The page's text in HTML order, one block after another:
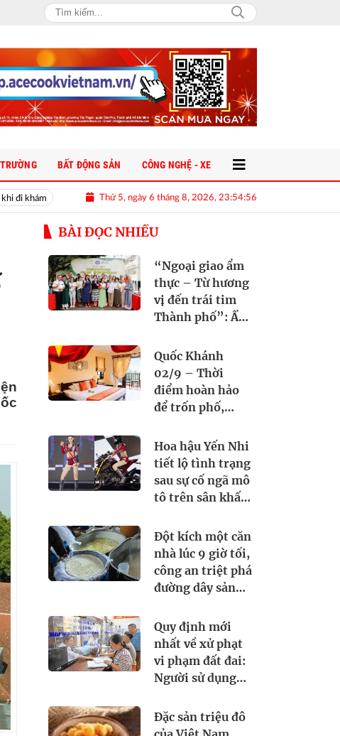
3 chính sách cốt lõi thay đổi cách chúng ta sở hữu nhà ở
Thứ 5, ngày 6 tháng 8, 2026, 23:54:58
BẤT ĐỘNG SẢN CÔNG NGHỆ - XE
BÀI ĐỌC NHIỀU
“Ngoại giao ẩm
thực – Từ hương
vị đến trái tim
Thành phố”: Ẩm
kết nối tình hữu
nghị quốc tế
Quốc Khánh
02/9 – Thời
điểm hoàn hảo
để trốn phố,
Seahorse Resort
& Spa. Đặt lịch
ngay hôm nay!
Hoa hậu Yến Nhi
tiết lộ tình trạng
sau sự cố ngã mô
tô trên sân khấu
Vietnam 2026
Đột kích một căn
nhà lúc 9 giờ tối,
công an triệt phá
đường dây sản
hóa chất, tịch
thu 5.300 lít và
loạt máy pha
trộn công
Quy định mới
nhất về xử phạt
vi phạm đất đai:
Người sử dụng
thủ tục này có
thể bị xử phạt
Đặc sản triệu đô